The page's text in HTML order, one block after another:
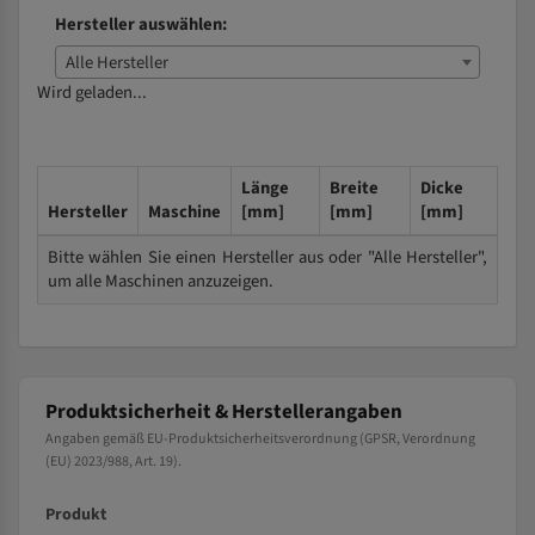
Hersteller auswählen:
Alle Hersteller
Wird geladen...
Hersteller Maschine
Länge
[mm]
Breite
[mm]
Dicke
[mm]
Bitte wählen Sie einen Hersteller aus oder "Alle Hersteller",
um alle Maschinen anzuzeigen.
Produktsicherheit & Herstellerangaben
Angaben gemäß EU-Produktsicherheitsverordnung (GPSR, Verordnung
(EU) 2023/988, Art. 19).
Produkt